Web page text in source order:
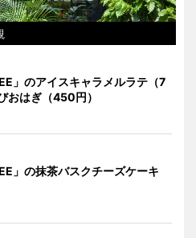
」のアイスキャラメルラテ（7
おはぎ（450円）
」の抹茶バスクチーズケーキ